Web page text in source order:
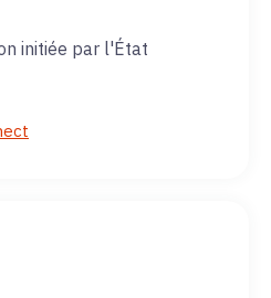
initiée par l'État